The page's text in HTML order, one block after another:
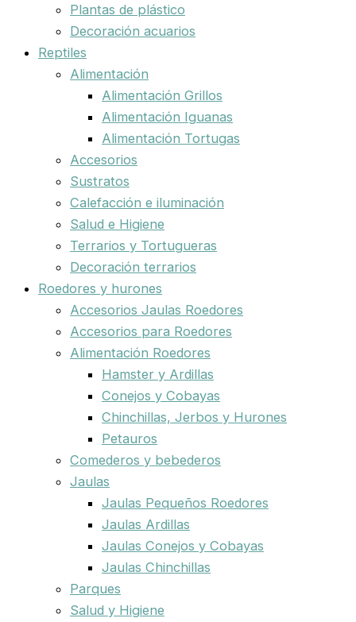
Plantas de plástico
Decoración acuarios
Reptiles
Alimentación
Alimentación Grillos
Alimentación Iguanas
Alimentación Tortugas
Accesorios
Sustratos
Calefacción e iluminación
Salud e Higiene
Terrarios y Tortugueras
Decoración terrarios
Roedores y hurones
Accesorios Jaulas Roedores
Accesorios para Roedores
Alimentación Roedores
Hamster y Ardillas
Conejos y Cobayas
Chinchillas, Jerbos y Hurones
Petauros
Comederos y bebederos
Jaulas
Jaulas Pequeños Roedores
Jaulas Ardillas
Jaulas Conejos y Cobayas
Jaulas Chinchillas
Parques
Salud y Higiene